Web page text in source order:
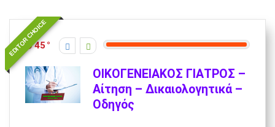
EDITOR CHOICE
45
ΟΙΚΟΓΕΝΕΙΑΚΟΣ ΓΙΑΤΡΟΣ –
Αίτηση – Δικαιολογητικά –
Οδηγός